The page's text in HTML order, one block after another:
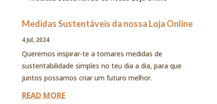
Medidas Sustentáveis da nossa Loja Online
4 Jul, 2024
Queremos inspirar-te a tomares medidas de
sustentabilidade simples no teu dia a dia, para que
juntos possamos criar um futuro melhor.
READ MORE